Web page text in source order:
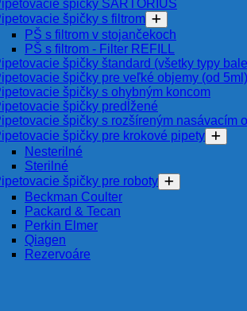
špičky SARTORIUS
špičky s filtrom
PŠ s filtrom v stojančekoch
PŠ s filtrom - Filter REFILL
špičky štandard (všetky typy
špičky pre veľké objemy (od 5ml)
špičky s ohybným koncom
špičky predĺžené
špičky s rozšíreným nasávacím
špičky pre krokové pipety
Nesterilné
Sterilné
špičky pre roboty
Beckman Coulter
Packard & Tecan
Perkin Elmer
Qiagen
Rezervoáre